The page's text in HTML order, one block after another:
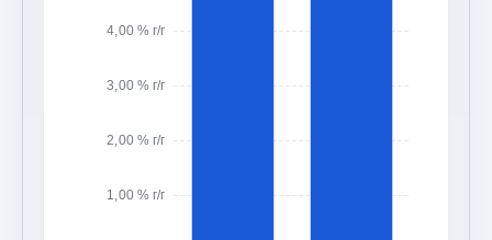
1,00 % г/г
2,00 % г/г
3,00 % г/г
4,00 % г/г